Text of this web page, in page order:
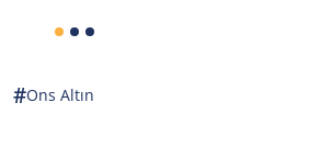
#Ons Altın